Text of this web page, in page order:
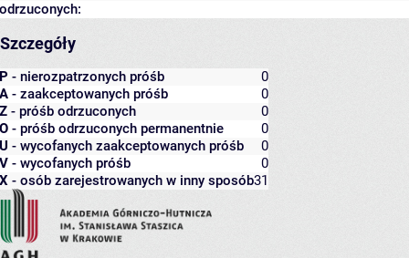
odrzuconych:
Szczegóły
P - nierozpatrzonych próśb
0
A - zaakceptowanych próśb
0
Z - próśb odrzuconych
0
O - próśb odrzuconych permanentnie
0
U - wycofanych zaakceptowanych próśb
0
V - wycofanych próśb
0
X - osób zarejestrowanych w inny sposób31